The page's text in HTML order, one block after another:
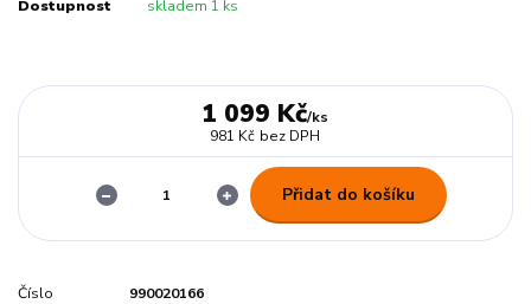
Dostupnost skladem 1 ks
1 099 Kč/ks
981 Kč bez DPH
Přidat do košíku
Číslo
990020166